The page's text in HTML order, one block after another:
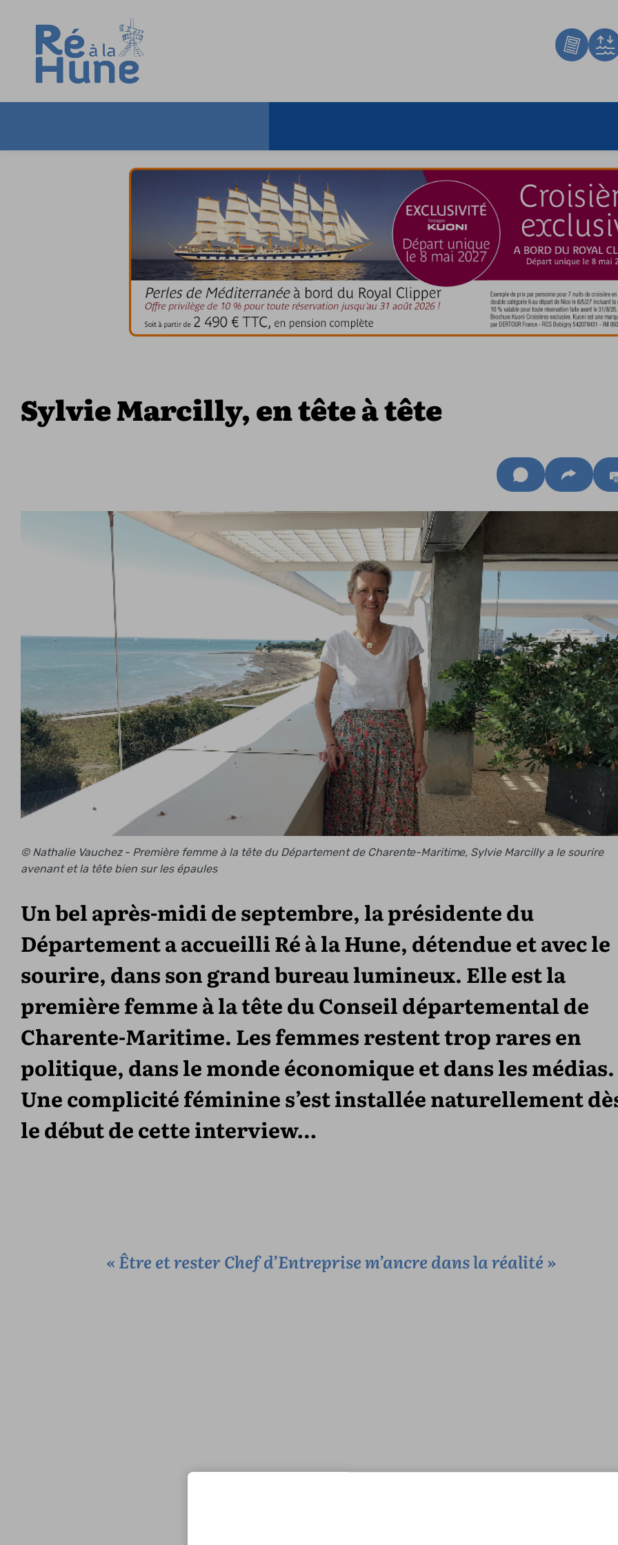
Sylvie Marcilly, en tête à tête
© Nathalie Vauchez - Première femme à la tête du Département de Charente-Maritime, Sylvie Marcilly a le sourire
avenant et la tête bien sur les épaules
Un bel après-midi de septembre, la présidente du
Département a accueilli Ré à la Hune, détendue et avec le
sourire, dans son grand bureau lumineux. Elle est la
première femme à la tête du Conseil départemental de
Charente-Maritime. Les femmes restent trop rares en
politique, dans le monde économique et dans les médias.
Une complicité féminine s’est installée naturellement
le début de cette interview…
« Être et rester Chef d’Entreprise m’ancre dans la réalité »